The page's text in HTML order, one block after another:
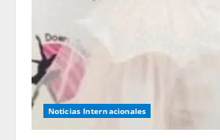
Noticias Internacionales